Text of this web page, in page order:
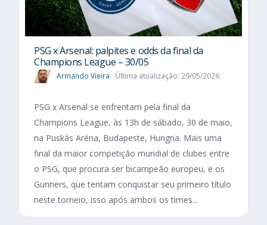
PSG x Arsenal: palpites e odds da final da
Champions League – 30/05
Armando Vieira Última atualização: 29/05/2026
PSG x Arsenal se enfrentam pela final da
Champions League, às 13h de sábado, 30 de maio,
na Puskás Aréna, Budapeste, Hungria. Mais uma
final da maior competição mundial de clubes entre
o PSG, que procura ser bicampeão europeu, e os
Gunners, que tentam conquistar seu primeiro título
neste torneio, isso após ambos os times...